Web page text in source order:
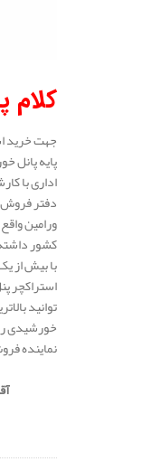
کلام
جهت خرید
پایه پانل
اداری با
دفتر فروش
ورامین
کشور
با بیش از
استراکچر
توانید
خورشیدی
نماینده